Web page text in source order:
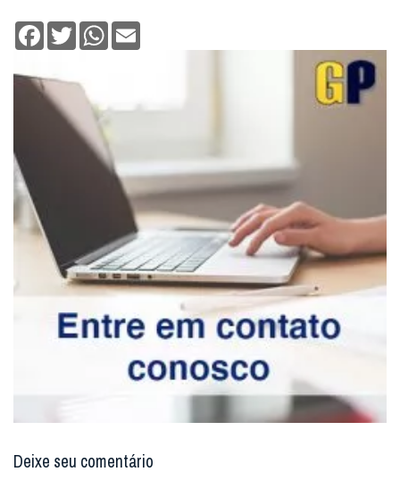
Facebook
TwitterWhatsApp
Deixe seu comentário